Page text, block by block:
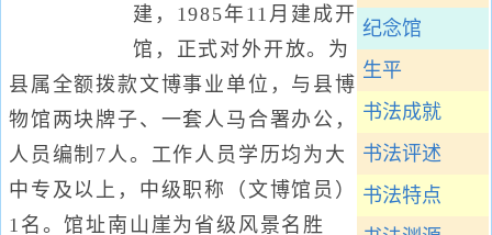
纪念馆
生平
书法成就
书法评述
书法特点
建，1985年11月建成开
馆，正式对外开放。为
县属全额拨款文博事业单位，与县博
物馆两块牌子、一套人马合署办公，
人员编制7人。工作人员学历均为大
中专及以上，中级职称（文博馆员）
1名。馆址南山崖为省级风景名胜